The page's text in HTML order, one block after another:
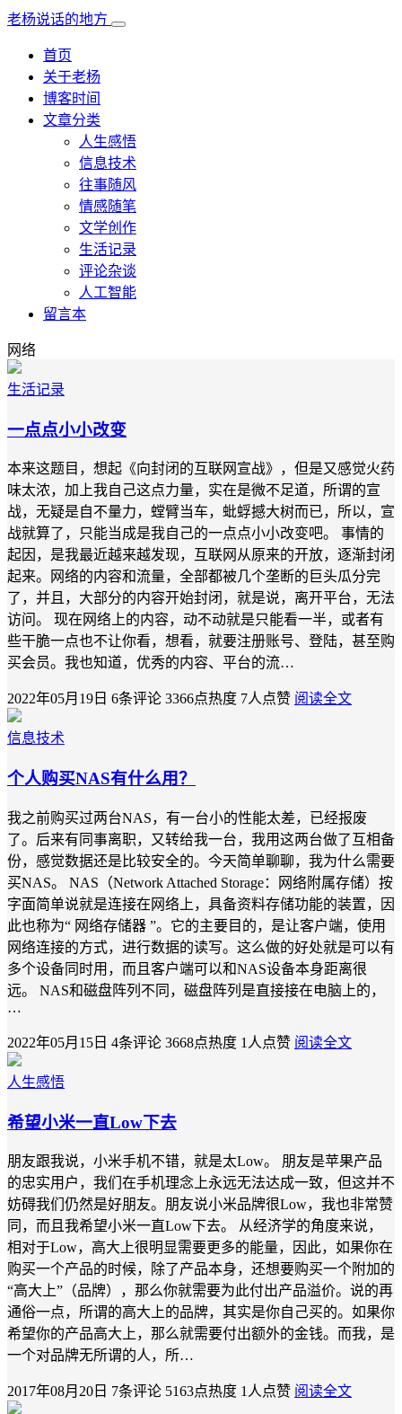
老杨说话的地方
首页
关于老杨
博客时间
文章分类
人生感悟
信息技术
往事随风
情感随笔
文学创作
生活记录
评论杂谈
人工智能
留言本
网络
生活记录
一点点小小改变
本来这题目，想起《向封闭的互联网宣战》，但是又感觉火药
味太浓，加上我自己这点力量，实在是微不足道，所谓的宣
战，无疑是自不量力，螳臂当车，蚍蜉撼大树而已，所以，宣
战就算了，只能当成是我自己的一点点小小改变吧。 事情的
起因，是我最近越来越发现，互联网从原来的开放，逐渐封闭
起来。网络的内容和流量，全部都被几个垄断的巨头瓜分完
了，并且，大部分的内容开始封闭，就是说，离开平台，无法
访问。 现在网络上的内容，动不动就是只能看一半，或者有
些干脆一点也不让你看，想看，就要注册账号、登陆，甚至购
买会员。我也知道，优秀的内容、平台的流…
2022年05月19日 6条评论 3366点热度 7人点赞 阅读全文
信息技术
个人购买NAS有什么用？
我之前购买过两台NAS，有一台小的性能太差，已经报废
了。后来有同事离职，又转给我一台，我用这两台做了互相备
份，感觉数据还是比较安全的。今天简单聊聊，我为什么需要
买NAS。 NAS（Network Attached Storage：网络附属存储）按
字面简单说就是连接在网络上，具备资料存储功能的装置，因
此也称为“ 网络存储器 ”。它的主要目的，是让客户端，使用
网络连接的方式，进行数据的读写。这么做的好处就是可以有
多个设备同时用，而且客户端可以和NAS设备本身距离很
远。 NAS和磁盘阵列不同，磁盘阵列是直接接在电脑上的，
…
2022年05月15日 4条评论 3668点热度 1人点赞 阅读全文
人生感悟
希望小米一直Low下去
朋友跟我说，小米手机不错，就是太Low。 朋友是苹果产品
的忠实用户，我们在手机理念上永远无法达成一致，但这并不
妨碍我们仍然是好朋友。朋友说小米品牌很Low，我也非常赞
同，而且我希望小米一直Low下去。 从经济学的角度来说，
相对于Low，高大上很明显需要更多的能量，因此，如果你在
购买一个产品的时候，除了产品本身，还想要购买一个附加的
“高大上”（品牌），那么你就需要为此付出产品溢价。说的再
通俗一点，所谓的高大上的品牌，其实是你自己买的。如果你
希望你的产品高大上，那么就需要付出额外的金钱。而我，是
一个对品牌无所谓的人，所…
2017年08月20日 7条评论 5163点热度 1人点赞 阅读全文